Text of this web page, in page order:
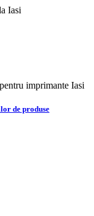
Iasi
imprimante Iasi
de produse